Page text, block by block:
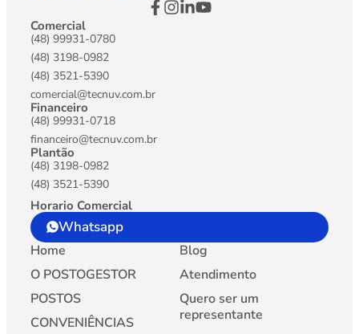
Comercial
(48) 99931-0780
(48) 3198-0982
(48) 3521-5390
comercial@tecnuv.com.br
Financeiro
(48) 99931-0718
financeiro@tecnuv.com.br
Plantão
(48) 3198-0982
(48) 3521-5390
Horario Comercial
Whatsapp
Home
O POSTOGESTOR
POSTOS
CONVENIÊNCIAS
Blog
Atendimento
Quero ser um
representante